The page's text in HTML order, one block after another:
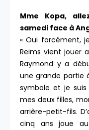
Mme Kopa,
samedi face à
« Oui forcément,
Reims vient jouer
Raymond y a
une grande partie
symbole et je suis
mes deux filles,
arrière-petit-fils.
cinq ans joue